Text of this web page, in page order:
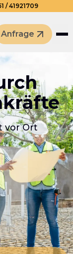
/41921709
Anfrage
vor Ort